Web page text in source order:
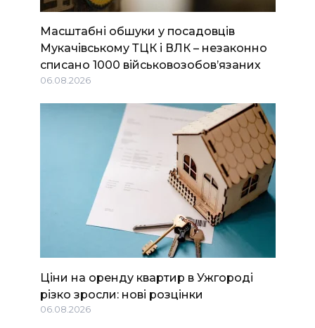
Масштабні обшуки у посадовців
Мукачівському ТЦК і ВЛК – незаконно
списано 1000 військовозобов’язаних
06.08.2026
Ціни на оренду квартир в Ужгороді
різко зросли: нові розцінки
06.08.2026